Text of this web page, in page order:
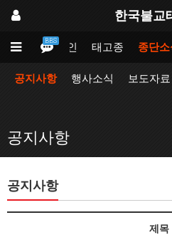
한국불교
BBS
메인 태고종 종단소
공지사항 행사소식 보도자료
공지사항
공지사항
제목